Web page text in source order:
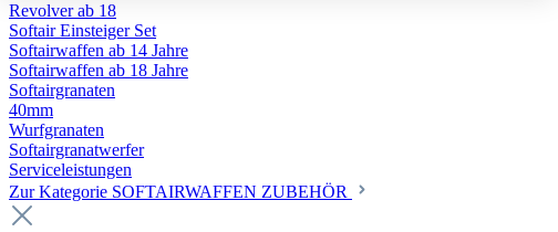
Revolver ab 18
Softair Einsteiger Set
Softairwaffen ab 14 Jahre
Softairwaffen ab 18 Jahre
Softairgranaten
40mm
Wurfgranaten
Softairgranatwerfer
Serviceleistungen
Zur Kategorie SOFTAIRWAFFEN ZUBEHÖR